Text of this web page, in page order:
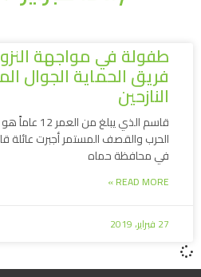
طفولة في مواجهة
فريق الحماية الجوال
النازحين
قاسم الذي
الحرب والقصف المستمر أجبرت عائلة
في محافظة حماه
READ MORE »
27 فبراير، 2019